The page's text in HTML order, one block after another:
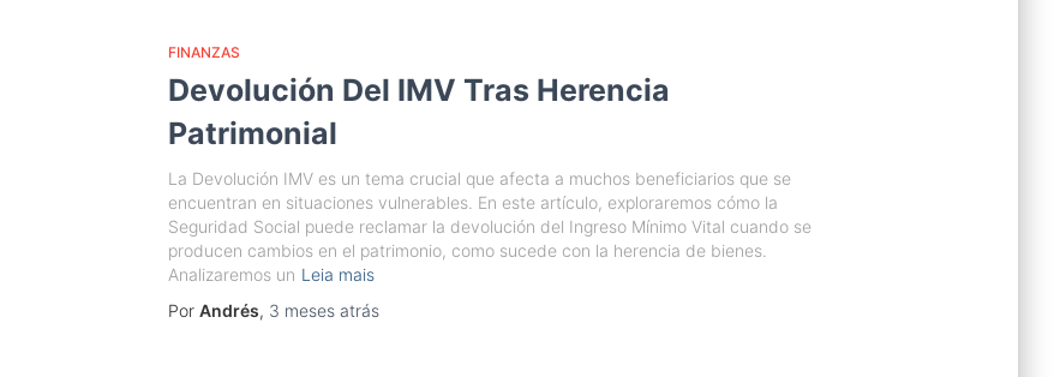
FINANZAS
Devolución Del IMV Tras Herencia
Patrimonial
La Devolución IMV es un tema crucial que afecta a muchos beneficiarios que se
encuentran en situaciones vulnerables. En este artículo, exploraremos cómo la
Seguridad Social puede reclamar la devolución del Ingreso Mínimo Vital cuando se
producen cambios en el patrimonio, como sucede con la herencia de bienes.
Analizaremos un Leia mais
Por Andrés, 3 mesesatrás